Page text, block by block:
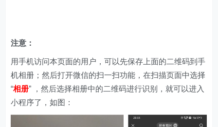
小程序首页中选择需要办理的
证件回执类型与城